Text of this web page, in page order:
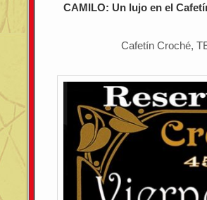
CAMILO: Un lujo en el
Cafetín Croché,